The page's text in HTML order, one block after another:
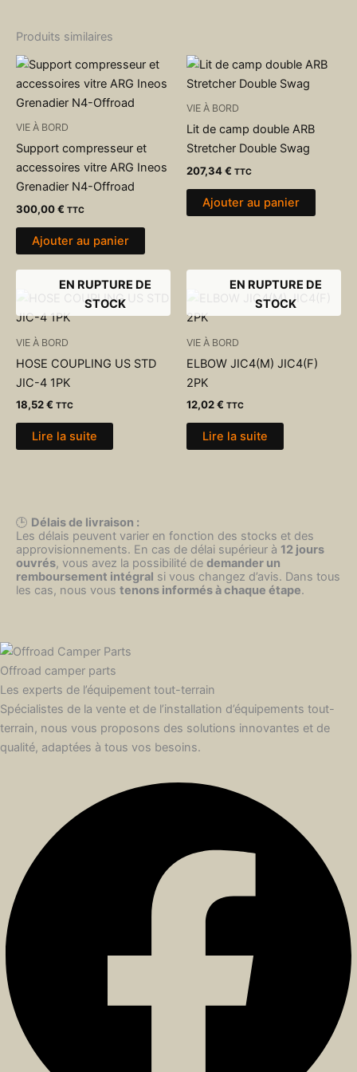
Produits similaires
VIE À BORD
Support compresseur et
accessoires vitre ARG Ineos
Grenadier N4-Offroad
300,00€ TTC
Ajouter au panier
VIE À BORD
Lit de camp double ARB
Stretcher Double Swag
207,34€ TTC
Ajouter au panier
EN RUPTURE DE
STOCK
VIE À BORD
HOSE COUPLING US STD
JIC-4 1PK
18,52€ TTC
Lire la suite
EN RUPTURE DE
STOCK
VIE À BORD
ELBOW JIC4(M) JIC4(F)
2PK
12,02€ TTC
Lire la suite
🕒 Délais de livraison :
Les délais peuvent varier en fonction des stocks et des
approvisionnements. En cas de délai supérieur à 12 jours
ouvrés, vous avez la possibilité de demander un
remboursement intégral si vous changez d’avis. Dans tous
les cas, nous vous tenons informés à chaque étape.
Offroad camper parts
Les experts de l’équipement tout-terrain
Spécialistes de la vente et de l’installation d’équipements tout-
terrain, nous vous proposons des solutions innovantes et de
qualité, adaptées à tous vos besoins.